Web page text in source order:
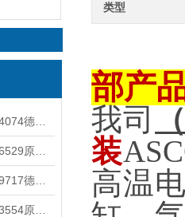
类型
部产
我司
装
高温